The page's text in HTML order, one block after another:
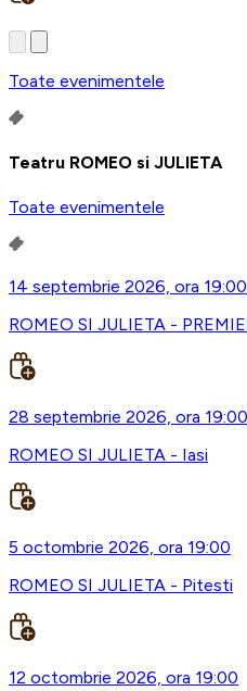
Toate evenimentele
Teatru ROMEO si JULIETA
Toate evenimentele
14 septembrie 2026, ora 19:00
ROMEO SI JULIETA -
28 septembrie 2026, ora 19:00
ROMEO SI JULIETA - Iasi
5 octombrie 2026, ora 19:00
ROMEO SI JULIETA - Pitesti
12 octombrie 2026, ora 19:00